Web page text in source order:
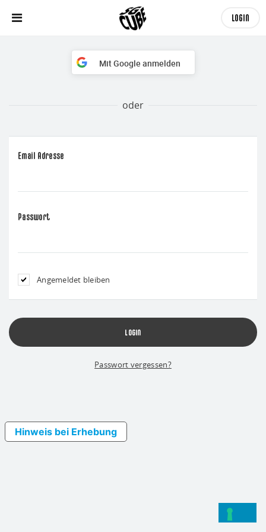
Mit Google anmelden
Email Adresse
Passwort
Angemeldet bleiben
Passwort vergessen?
LOGIN
Hinweis bei Erhebung